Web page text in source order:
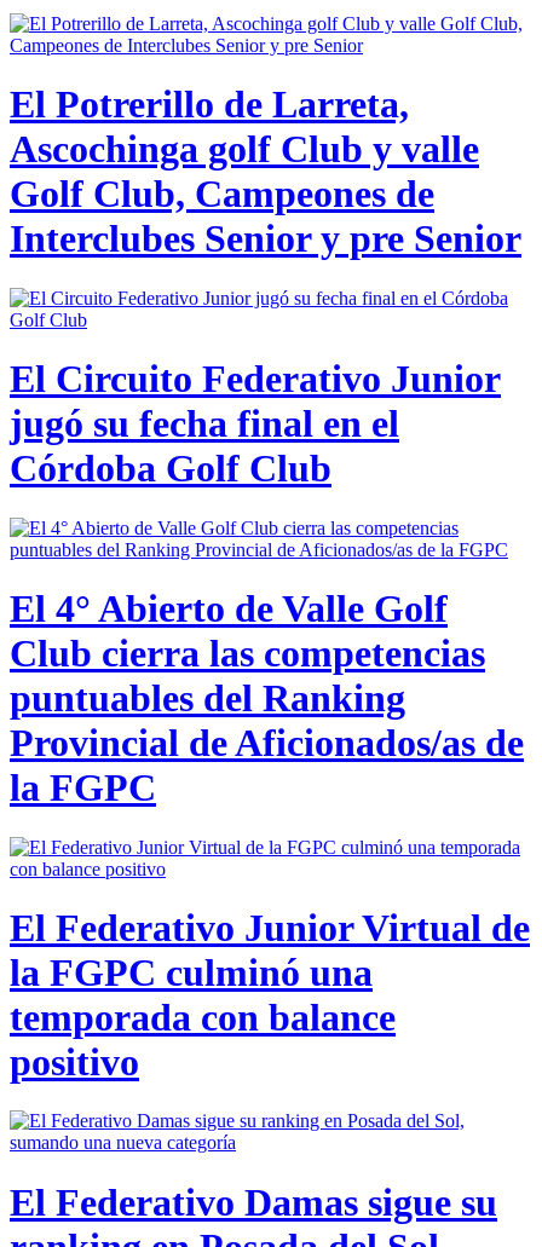
El Potrerillo de Larreta,
Ascochinga golf Club y valle
Golf Club, Campeones de
Interclubes Senior y pre Senior
El Circuito Federativo Junior
jugó su fecha final en el
Córdoba Golf Club
El 4° Abierto de Valle Golf
Club cierra las competencias
puntuables del Ranking
Provincial de Aficionados/as de
la FGPC
El Federativo Junior Virtual de
la FGPC culminó una
temporada con balance
positivo
El Federativo Damas sigue su